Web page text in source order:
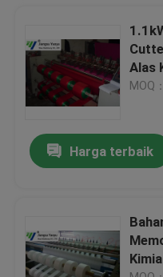
Alas
MOQ
Harga terbaik
Kimia